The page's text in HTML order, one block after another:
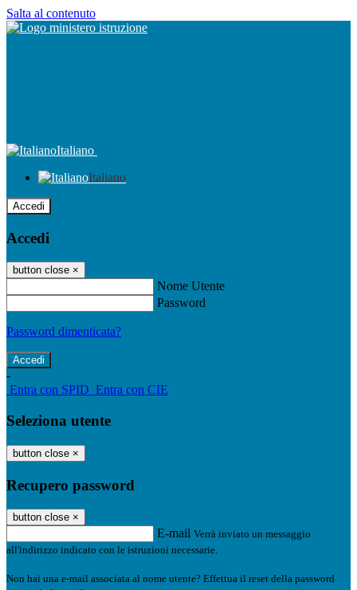
Salta al contenuto
Italiano
Italiano
Accedi
Accedi
button close ×
Nome Utente
Password
Password dimenticata?
-
Entra con SPID Entra con CIE
Seleziona utente
button close ×
Recupero password
button close ×
E-mail Verrà inviato un messaggio
all'indirizzo indicato con le istruzioni necessarie.
Non hai una e-mail associata al nome utente? Effettua il reset della password